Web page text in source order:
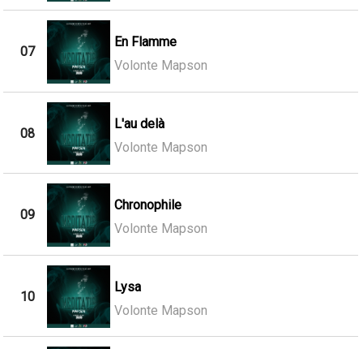
07
En Flamme
Volonte Mapson
08
L'au delà
Volonte Mapson
09
Chronophile
Volonte Mapson
10
Lysa
Volonte Mapson